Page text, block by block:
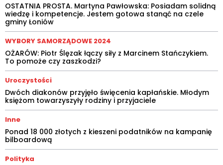
OSTATNIA PROSTA. Martyna Pawłowska: Posiadam solidną
wiedzę i kompetencje. Jestem gotowa stanąć na czele
gminy Łoniów
WYBORY SAMORZĄDOWE 2024
OŻARÓW: Piotr Ślęzak łączy siły z Marcinem Stańczykiem.
To pomoże czy zaszkodzi?
Uroczystości
Dwóch diakonów przyjęło święcenia kapłańskie. Młodym
księżom towarzyszyły rodziny i przyjaciele
Inne
Ponad 18 000 złotych z kieszeni podatników na kampanię
bilboardową
Polityka